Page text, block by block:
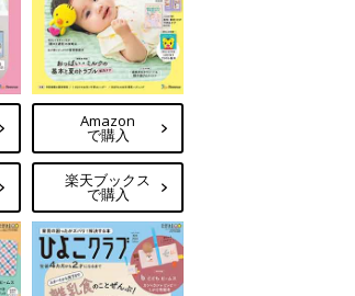
Amazon
で購入
楽天ブックス
で購入